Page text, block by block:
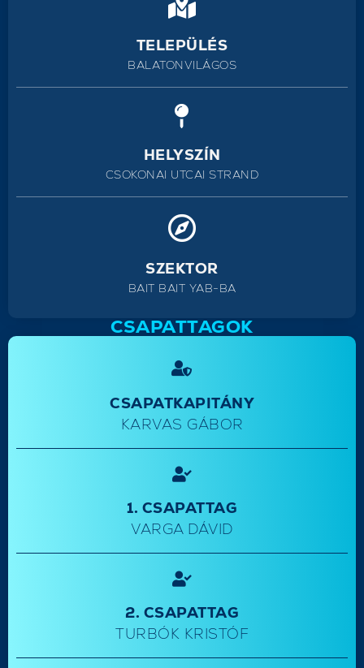
TELEPÜLÉS
BALATONVILÁGOS
HELYSZÍN
CSOKONAI UTCAI STRAND
SZEKTOR
BAIT BAIT YAB-BA
CSAPATTAGOK
CSAPATKAPITÁNY
KARVAS GÁBOR
1. CSAPATTAG
VARGA DÁVID
2. CSAPATTAG
TURBÓK KRISTÓF